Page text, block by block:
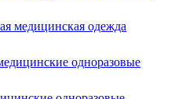
медицинская одежда
одноразовые